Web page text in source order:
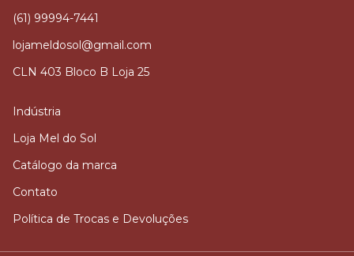
(61) 99994-7441
lojameldosol@gmail.com
CLN 403 Bloco B Loja 25
Indústria
Loja Mel do Sol
Catálogo da marca
Contato
Política de Trocas e Devoluções